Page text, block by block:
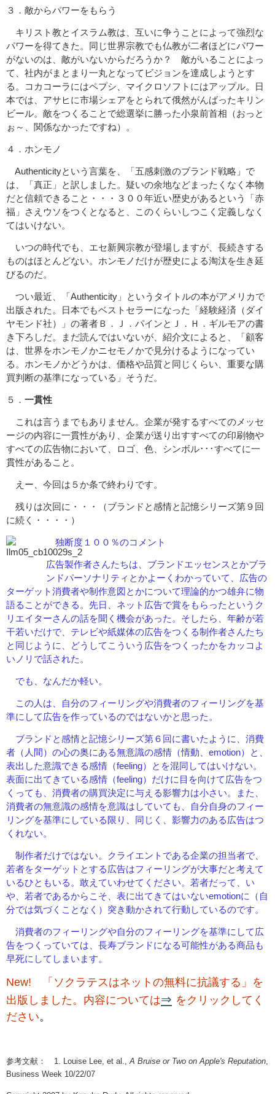
３．敵からパワーをもらう
キリスト教とイスラム教は、互いに争うことによって強烈な
パワーを得てきた。同じ世界宗教でも仏教が二者ほどにパワー
がないのは、敵がいないからだろうか？ 敵がいることによっ
て、社内がまとまり一丸となってビジョンを達成しようとす
る。コカコーラにはペプシ、マイクロソフトにはアップル。日
本では、アサヒに市場シェアをとられて俄然がんばったキリン
ビール。敵をつくることで総選挙に勝った小泉前首相（おっと
ぉ～、関係なかったですね）。
４．ホンモノ
Authenticityという言葉を、「五感刺激のブランド戦略」で
は、「真正」と訳しました。疑いの余地などまったくなく本物
だと信頼できること・・・３００年近い歴史があるという「赤
福」さえウソをつくとなると、このくらいしつこく定義しなく
てはいけない。
いつの時代でも、エセ新興宗教が登場しますが、長続きする
ものはほとんどない。ホンモノだけが歴史による淘汰を生き延
びるのだ。
つい最近、「Authenticity」というタイトルの本がアメリカで
出版された。日本でもベストセラーになった「経験経済（ダイ
ヤモンド社）」の著者Ｂ．Ｊ．パインとＪ．Ｈ．ギルモアの書
き下ろしだ。まだ読んではいないが、紹介文によると、「顧客
は、世界をホンモノかニセモノかで見分けるようになってい
る。ホンモノかどうかは、価格や品質と同じくらい、重要な購
買判断の基準になっている」そうだ。
５． 一貫性
これは言うまでもありません。企業が発するすべてのメッセ
ージの内容に一貫性があり、企業が送り出すすべての印刷物や
すべての広告物において、ロゴ、色、シンボル･･･すべてに一
貫性があること。
えー、今回は５か条で終わりです。
残りは次回に・・・（ブランドと感情と記憶シリーズ第９回
に続く・・・・）
独断度１００％のコメント
広告製作者さんたちは、ブランドエッセンスとかブラ
ンドパーソナリティとかよーくわかっていて、広告の
ターゲット消費者や制作意図とかについて理論的かつ雄弁に物
語ることができる。先日、ネット広告で賞をもらったというク
リエイターさんの話を聞く機会があった。そしたら、年齢が若
干若いだけで、テレビや紙媒体の広告をつくる制作者さんたち
と同じように、どうしてこういう広告をつくったかをカッコよ
いノリで話された。
でも、なんだか軽い。
この人は、自分のフィーリングや消費者のフィーリングを基
準にして広告を作っているのではないかと思った。
ブランドと感情と記憶シリーズ第６回に書いたように、消費
者（人間）の心の奥にある無意識の感情（情動、emotion）と、
表出した意識できる感情（feeling）とを混同してはいけない。
表面に出てきている感情（feeling）だけに目を向けて広告をつ
くっても、消費者の購買決定に与える影響力は小さい。また、
消費者の無意識の感情を意識はしていても、自分自身のフィー
リングを基準にしている限り、同じく、影響力のある広告はつ
くれない。
制作者だけではない。クライエントである企業の担当者で、
若者をターゲットとする広告はフィーリングが大事だと考えて
いるひともいる。敢えていわせてください。若者だって、い
や、若者であるからこそ、表に出てきてはいないemotionに（自
分では気づくことなく）突き動かされて行動しているのです。
消費者のフィーリングや自分のフィーリングを基準にして広
告をつくっていては、長寿ブランドになる可能性がある商品も
早死にしてしまいます。
New! 「ソクラテスはネットの無料に抗議する」を
出版しました。内容については⇒ をクリックしてく
ださい。
参考文献： 1. Louise Lee, et al.,A Bruise or Two on Apple's Reputation,
Business Week 10/22/07